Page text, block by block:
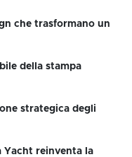
che trasformano un
della stampa
strategica degli
Yacht reinventa la